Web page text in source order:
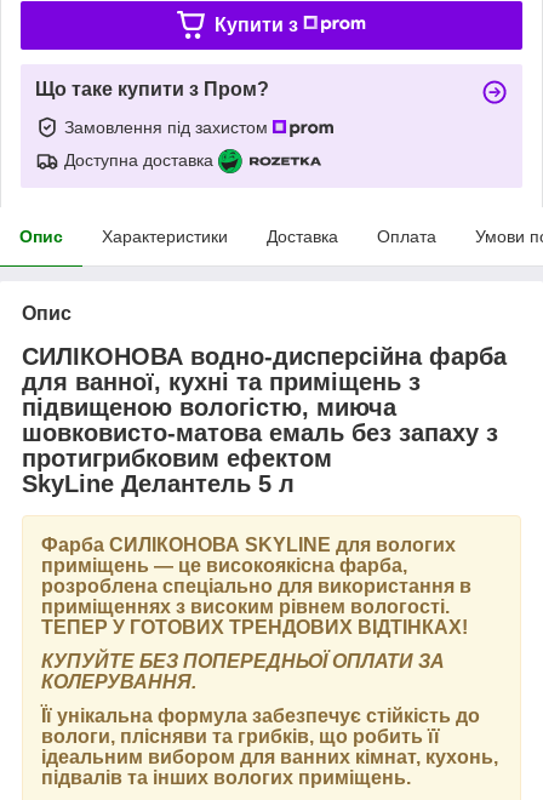
Купити з
Що таке купити з Пром?
Замовлення під захистом
Доступна доставка
Опис Характеристики Доставка Оплата Умови
Опис
СИЛІКОНОВА водно-дисперсійна фарба
для ванної, кухні та приміщень з
підвищеною вологістю, миюча
шовковисто-матова емаль без запаху з
протигрибковим ефектом
SkyLine Делантель 5 л
Фарба СИЛІКОНОВА SKYLINE для вологих
приміщень — це високоякісна фарба,
розроблена спеціально для використання в
приміщеннях з високим рівнем вологості.
ТЕПЕР У ГОТОВИХ ТРЕНДОВИХ ВІДТІНКАХ!
КУПУЙТЕ БЕЗ ПОПЕРЕДНЬОЇ ОПЛАТИ ЗА
КОЛЕРУВАННЯ.
Її унікальна формула забезпечує стійкість до
вологи, плісняви та грибків, що робить її
ідеальним вибором для ванних кімнат, кухонь,
підвалів та інших вологих приміщень.